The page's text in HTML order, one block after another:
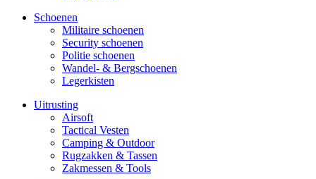
Schoenen
Militaire schoe­nen
Security schoenen
Politie schoenen
Wandel- & Berg­­schoenen
Legerkisten
Uitrusting
Airsoft
Tactical Ves­ten
Camping & Outdoor
Rugzakken & Tassen
Zakmessen & Tools